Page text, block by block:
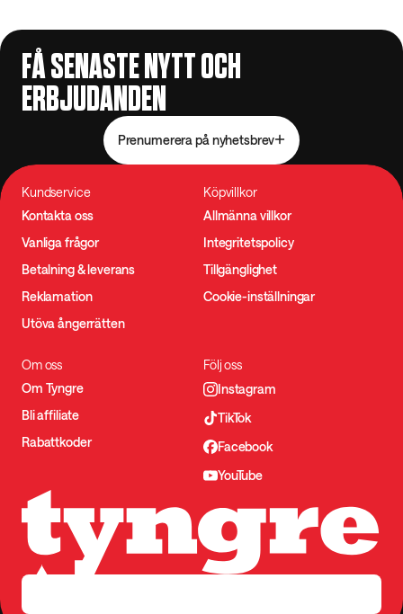
FÅ SENASTE NYTT OCH
ERBJUDANDEN
Prenumerera på nyhetsbrev
Kundservice
Kontakta oss
Vanliga frågor
Betalning & leverans
Reklamation
Utöva ångerrätten
Köpvillkor
Allmänna villkor
Integritetspolicy
Tillgänglighet
Cookie-inställningar
Om oss
Om Tyngre
Bli affiliate
Rabattkoder
Följ oss
Instagram
TikTok
Facebook
YouTube